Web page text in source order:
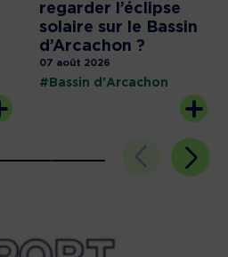
regarder l’éclipse
solaire sur le Bassin
d’Arcachon ?
07 août 2026
#Bassin d'Arcachon